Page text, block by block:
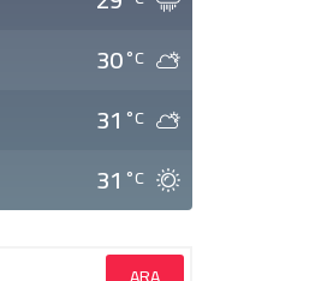
30°C
31 °C
31 °C